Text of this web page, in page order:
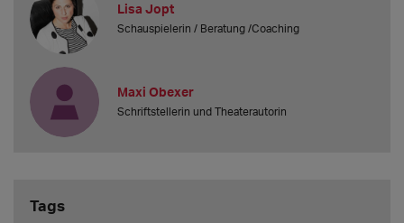
Lisa Jopt
Schauspielerin / Beratung /Coaching
Maxi Obexer
Schriftstellerin und Theaterautorin
Tags